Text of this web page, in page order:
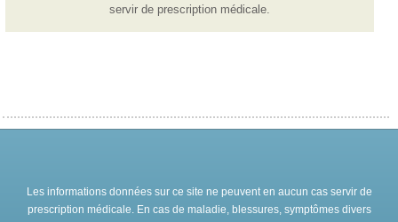
servir de prescription médicale.
Les informations données sur ce site ne peuvent en aucun cas servir de
prescription médicale. En cas de maladie, blessures, symptômes divers